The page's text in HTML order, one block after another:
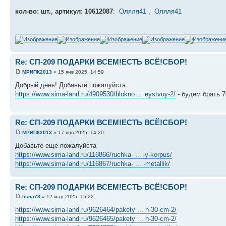
кол-во: шт., артикул: 10612087: Оляля41 , Оляля41
Re: СП-209 ПОДАРКИ ВСЕМ!ЕСТЬ ВСЁ!СБОР!
МРИПК2013 » 15 янв 2025, 14:59
Добрый день! Добавьте пожалуйста:
https://www.sima-land.ru/4909530/blokno ... eystvuy-2/ - будем брать
Re: СП-209 ПОДАРКИ ВСЕМ!ЕСТЬ ВСЁ!СБОР!
МРИПК2013 » 17 янв 2025, 14:20
Добавьте еще пожалуйста
https://www.sima-land.ru/116866/ruchka- ... iy-korpus/
https://www.sima-land.ru/116867/ruchka- ... -metallik/
Re: СП-209 ПОДАРКИ ВСЕМ!ЕСТЬ ВСЁ!СБОР!
lisna78 » 12 мар 2025, 15:22
https://www.sima-land.ru/9626464/pakety ... h-30-cm-2/
https://www.sima-land.ru/9626465/pakety ... h-30-cm-2/